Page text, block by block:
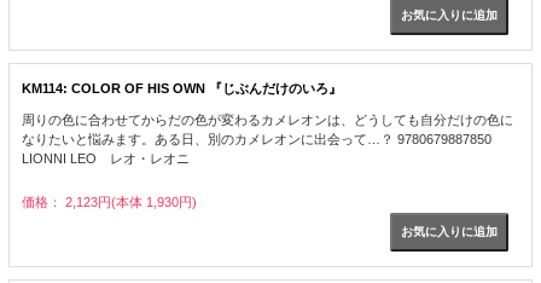
KM114: COLOR OF HIS OWN 『じぶんだけのいろ』
周りの色に合わせてからだの色が変わるカメレオンは、どうしても自分だけの色に
なりたいと悩みます。ある日、別のカメレオンに出会って…？ 9780679887850
LIONNI LEO レオ・レオニ
価格： 2,123円(本体 1,930円)